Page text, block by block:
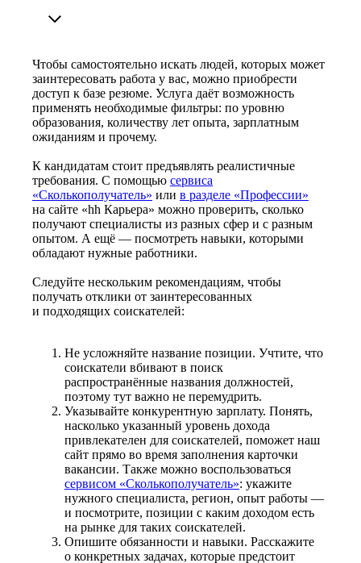
Чтобы самостоятельно искать людей, которых может
заинтересовать работа у вас, можно приобрести
доступ к базе резюме. Услуга даёт возможность
применять необходимые фильтры: по уровню
образования, количеству лет опыта, зарплатным
ожиданиям и прочему.
К кандидатам стоит предъявлять реалистичные
требования. С помощью сервиса
«Сколькополучатель» или в разделе «Профессии»
на сайте «hh Карьера» можно проверить, сколько
получают специалисты из разных сфер и с разным
опытом. А ещё — посмотреть навыки, которыми
обладают нужные работники.
Следуйте нескольким рекомендациям, чтобы
получать отклики от заинтересованных
и подходящих соискателей:
Не усложняйте название позиции. Учтите, что
соискатели вбивают в поиск
распространённые названия должностей,
поэтому тут важно не перемудрить.
Указывайте конкурентную зарплату. Понять,
насколько указанный уровень дохода
привлекателен для соискателей, поможет наш
сайт прямо во время заполнения карточки
вакансии. Также можно воспользоваться
сервисом «Сколькополучатель»: укажите
нужного специалиста, регион, опыт работы —
и посмотрите, позиции с каким доходом есть
на рынке для таких соискателей.
Опишите обязанности и навыки. Расскажите
о конкретных задачах, которые предстоит